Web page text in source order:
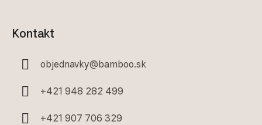
Kontakt
objednavky@bamboo.sk
+421 948 282 499
+421 907 706 329